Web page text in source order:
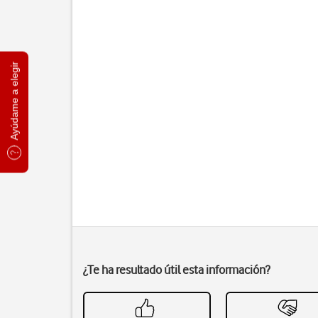
Ayúdame a elegir
¿Te ha resultado útil esta información?